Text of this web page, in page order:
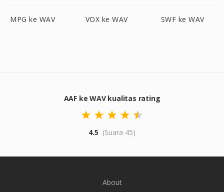
MPG ke WAV VOX ke WAV SWF ke WAV
AAF ke WAV kualitas rating
4.5 (Suara 45)
About